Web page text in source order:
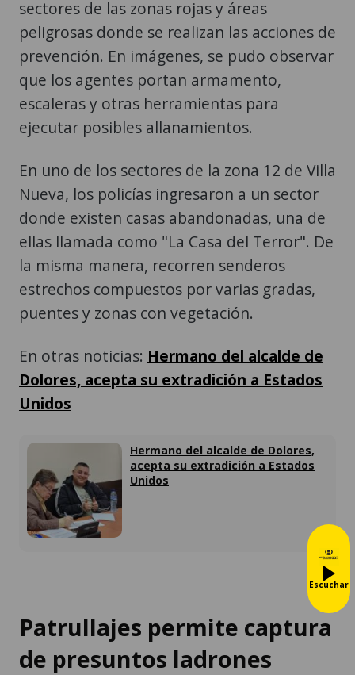
sectores de las zonas rojas y áreas
peligrosas donde se realizan las acciones de
prevención. En imágenes, se pudo observar
que los agentes portan armamento,
escaleras y otras herramientas para
ejecutar posibles allanamientos.
En uno de los sectores de la zona 12 de Villa
Nueva, los policías ingresaron a un sector
donde existen casas abandonadas, una de
ellas llamada como "La Casa del Terror". De
la misma manera, recorren senderos
estrechos compuestos por varias gradas,
puentes y zonas con vegetación.
En otras noticias: Hermano del alcalde de
Dolores, acepta su extradición a Estados
Unidos
Hermano del alcalde de Dolores,
acepta su extradición a Estados
Unidos
Patrullajes permite captura
de presuntos ladrones
Escuchar